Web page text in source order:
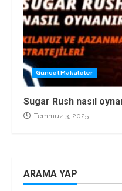
Güncel Makaleler
Sugar Rush nasıl
Temmuz 3, 2025
ARAMA YAP